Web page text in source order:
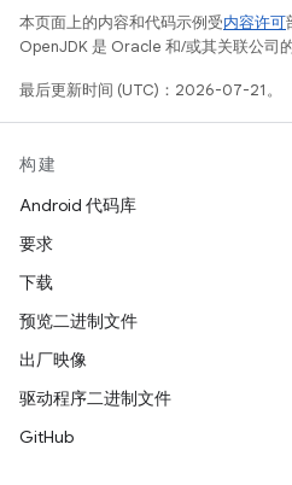
本页面上的内容和代码示例受内容许可
OpenJDK 是 Oracle 和/或其关联公司的
最后更新时间 (UTC)：2026-07-21。
构建
Android 代码库
要求
下载
预览二进制文件
出厂映像
驱动程序二进制文件
GitHub